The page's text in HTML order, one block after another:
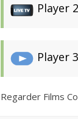
Player
Player
Regarder Films